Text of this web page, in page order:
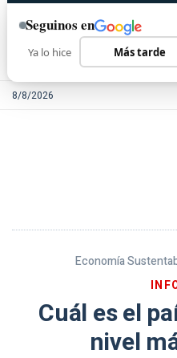
8/8/2026
Economía
Cuál es el
nivel
Seguinos en
Ya lo hice Más tarde